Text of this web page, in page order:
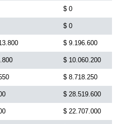
$ 0
$ 0
$ 9.196.600
$ 10.060.200
$ 8.718.250
$ 28.519.600
$ 22.707.000